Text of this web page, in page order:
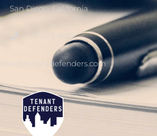
San Diego, California
619-573-9582
mdw@tenantdefenders.com